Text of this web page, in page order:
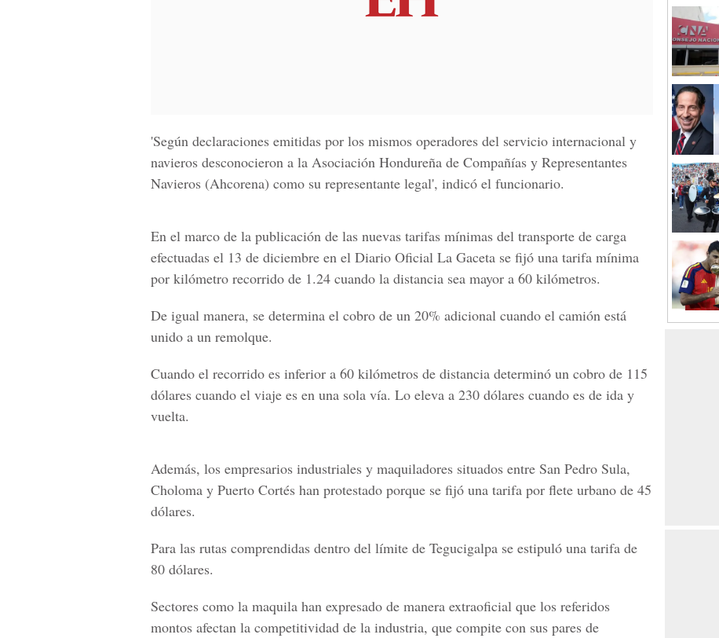
'Según declaraciones emitidas por los mismos operadores del servicio internacional y
navieros desconocieron a la Asociación Hondureña de Compañías y Representantes
Navieros (Ahcorena) como su representante legal', indicó el funcionario.
En el marco de la publicación de las nuevas tarifas mínimas del transporte de carga
efectuadas el 13 de diciembre en el Diario Oficial La Gaceta se fijó una tarifa mínima
por kilómetro recorrido de 1.24 cuando la distancia sea mayor a 60 kilómetros.
De igual manera, se determina el cobro de un 20% adicional cuando el camión está
unido a un remolque.
Cuando el recorrido es inferior a 60 kilómetros de distancia determinó un cobro de 115
dólares cuando el viaje es en una sola vía. Lo eleva a 230 dólares cuando es de ida y
vuelta.
Además, los empresarios industriales y maquiladores situados entre San Pedro Sula,
Choloma y Puerto Cortés han protestado porque se fijó una tarifa por flete urbano de 45
dólares.
Para las rutas comprendidas dentro del límite de Tegucigalpa se estipuló una tarifa de
80 dólares.
Sectores como la maquila han expresado de manera extraoficial que los referidos
montos afectan la competitividad de la industria, que compite con sus pares de